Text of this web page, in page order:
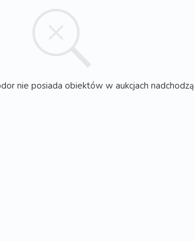
nie posiada obiektów w aukcjach